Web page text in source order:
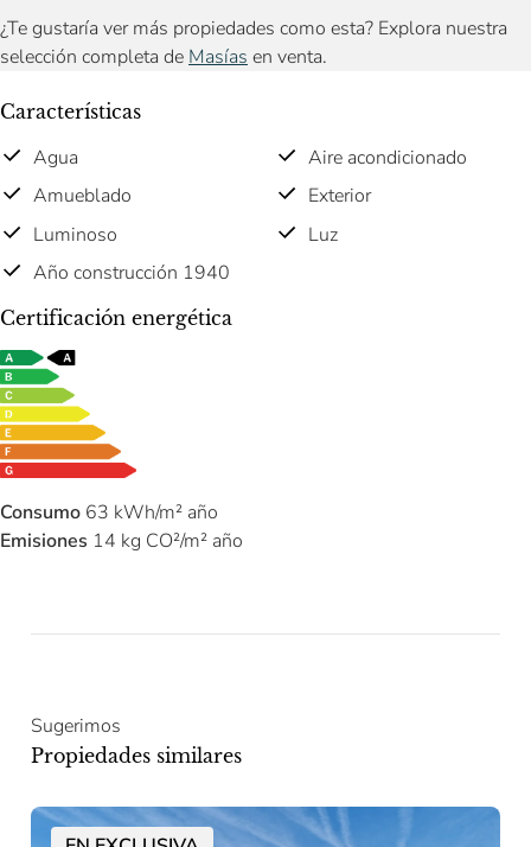
¿Te gustaría ver más propiedades como esta? Explora nuestra
selección completa de Masías en venta.
Características
Agua
Aire acondicionado
Amueblado
Exterior
Luminoso
Luz
Año construcción 1940
Certificación energética
Consumo 63 kWh/m² año
Emisiones 14 kg CO²/m² año
Sugerimos
Propiedades similares